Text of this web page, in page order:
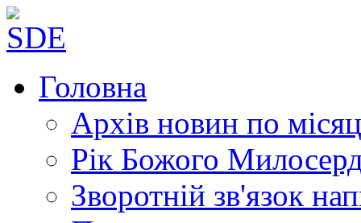
Головна
Архів новин по
Рік Божого
Зворотній зв'язок